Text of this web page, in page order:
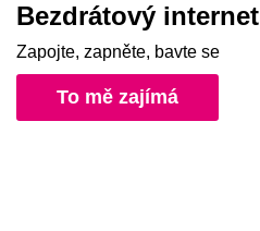
Bezdrátový internet
Zapojte, zapněte, bavte se
To mě zajímá